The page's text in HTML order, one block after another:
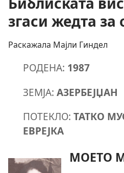
згаси жедта за
Раскажала Мајли Гиндел
РОДЕНА: 1987
ЗЕМЈА: АЗЕРБЕЈЏАН
ПОТЕКЛО: ТАТКО
ЕВРЕЈКА
МОЕТО